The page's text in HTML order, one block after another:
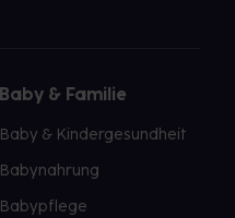
Baby & Familie
Baby & Kindergesundheit
Babynahrung
Babypflege